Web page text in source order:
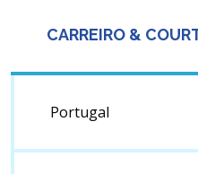
CARREIRO &
Portugal